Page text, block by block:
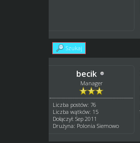
Szukaj
becik
Manager
Liczba postów: 76
Liczba wątków: 15
Dołączył: Sep 2011
Drużyna: Polonia Siemowo